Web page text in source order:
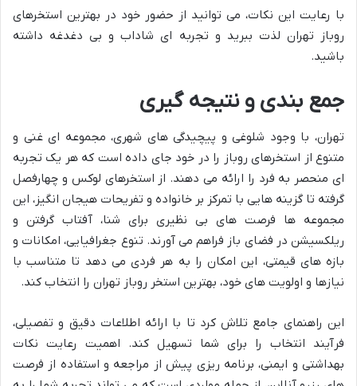
با رعایت این نکات، می توانید از حضور خود در بهترین استخرهای
روباز تهران لذت ببرید و تجربه ای شاداب و بی دغدغه داشته
باشید.
جمع بندی و نتیجه گیری
تهران، با وجود شلوغی و پیچیدگی های شهری، مجموعه ای غنی و
متنوع از استخرهای روباز را در خود جای داده است که هر یک تجربه
ای منحصر به فرد را ارائه می دهند. از استخرهای لوکس و چهارفصل
گرفته تا گزینه هایی با تمرکز بر خانواده و تفریحات هیجان انگیز، این
مجموعه ها فرصت های بی نظیری برای شنا، آفتاب گرفتن و
ریلکسیشن در فضای باز فراهم می آورند. تنوع جغرافیایی، امکانات و
بازه های قیمتی، این امکان را به هر فردی می دهد تا متناسب با
نیازها و اولویت های خود، بهترین استخر روباز تهران را انتخاب کند.
این راهنمای جامع تلاش کرد تا با ارائه اطلاعات دقیق و تفصیلی،
فرآیند انتخاب را برای شما تسهیل کند. اهمیت رعایت نکات
بهداشتی و ایمنی، برنامه ریزی پیش از مراجعه و استفاده از فرصت